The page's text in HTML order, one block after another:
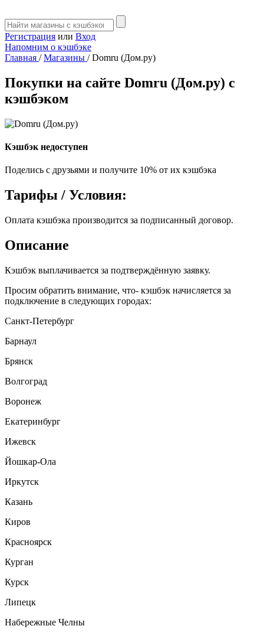
Регистрация или Вход
Напомним о кэшбэке
Главная / Магазины / Domru (Дом.ру)
Покупки на сайте Domru (Дом.ру) с
кэшбэком
Кэшбэк недоступен
Поделись с друзьями и получите 10% от их кэшбэка
Тарифы / Условия:
Оплата кэшбэка производится за подписанный договор.
Описание
Кэшбэк выплачивается за подтверждённую заявку.
Просим обратить внимание, что- кэшбэк начисляется за
подключение в следующих городах:
Санкт-Петербург
Барнаул
Брянск
Волгоград
Воронеж
Екатеринбург
Ижевск
Йошкар-Ола
Иркутск
Казань
Киров
Красноярск
Курган
Курск
Липецк
Набережные Челны